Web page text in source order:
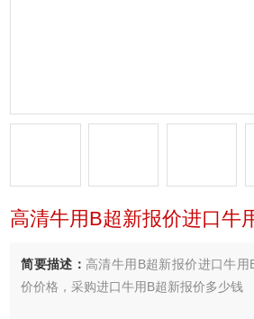
高清牛用B超新报价进口牛
简要描述： 高清牛用B超新报价进口牛
价价格，采购进口牛用B超新报价多少钱